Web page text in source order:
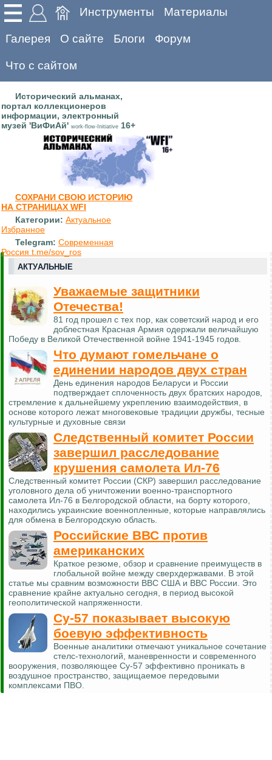
Инструменты Материалы
Галерея О сайте Блоги Форум
Что с сайтом
Исторический альманах,
портал коллекционеров
информации, электронный
музей 'ВиФиАй' work-flow-Initiative 16+
СОХРАНИ СВОЮ ИСТОРИЮ
НА СТРАНИЦАХ WFI
Категории: Актуальное
Избранное
Telegram: Современная
Россия t.me/sov_ros
АКТУАЛЬНЫЕ
Уважаемые защитники
Отечества!
81 год прошел с тех пор, как советский народ и его
доблестная Красная Армия одержали величайшую
Победу в Великой Отечественной войне 1941-1945 годов.
Что думают гомельчане о
единении народов двух стран
День единения народов Беларуси и России
подтверждает сплоченность двух братских народов,
стремление к дальнейшему укреплению взаимодействия, в
основе которого лежат многовековые традиции дружбы, тесные
культурные и духовные связи
Следственный комитет России
завершил расследование
крушения самолета Ил-76
Следственный комитет России (СКР) завершил расследование
уголовного дела об уничтожении военно-транспортного
самолета Ил-76 в Белгородской области, на борту которого,
находились украинские военнопленные, которые направлялись
для обмена в Белгородскую область.
Российские ВВС против
американских
Краткое резюме, обзор и сравнение преимуществ в
глобальной войне между сверхдержавами. В этой
статье мы сравним возможности ВВС США и ВВС России. Это
сравнение крайне актуально сегодня, в период высокой
геополитической напряженности.
Су-57 показывает высокую
боевую эффективность
Военные аналитики отмечают уникальное сочетание
стелс-технологий, маневренности и современного
вооружения, позволяющее Су-57 эффективно проникать в
воздушное пространство, защищаемое передовыми
комплексами ПВО.